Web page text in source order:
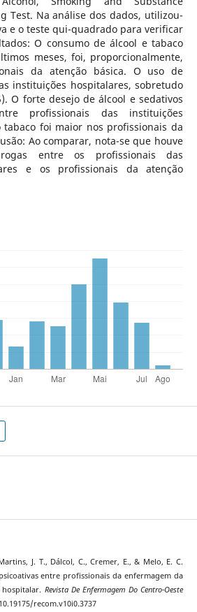
Test. Na análise dos dados, utilizou-
e o teste qui-quadrado para verificar
O consumo de álcool e tabaco
meses, foi, proporcionalmente,
da atenção básica. O uso de
instituições hospitalares, sobretudo
O forte desejo de álcool e sedativos
profissionais das instituições
foi maior nos profissionais da
Ao comparar, nota-se que houve
entre os profissionais das
e os profissionais da atenção
J. T., Dálcol, C., Cremer, E., & Melo, E. C.
entre profissionais da enfermagem da
hospitalar. Revista De Enfermagem Do Centro-Oeste
recom.v10i0.3737